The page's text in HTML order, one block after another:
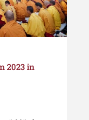
2023 in